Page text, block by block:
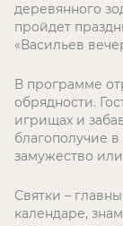
деревянного
пройдет
«Васильев
В программе
обрядности.
игрищах и
благополучие
замужество
Святки –
календаре,